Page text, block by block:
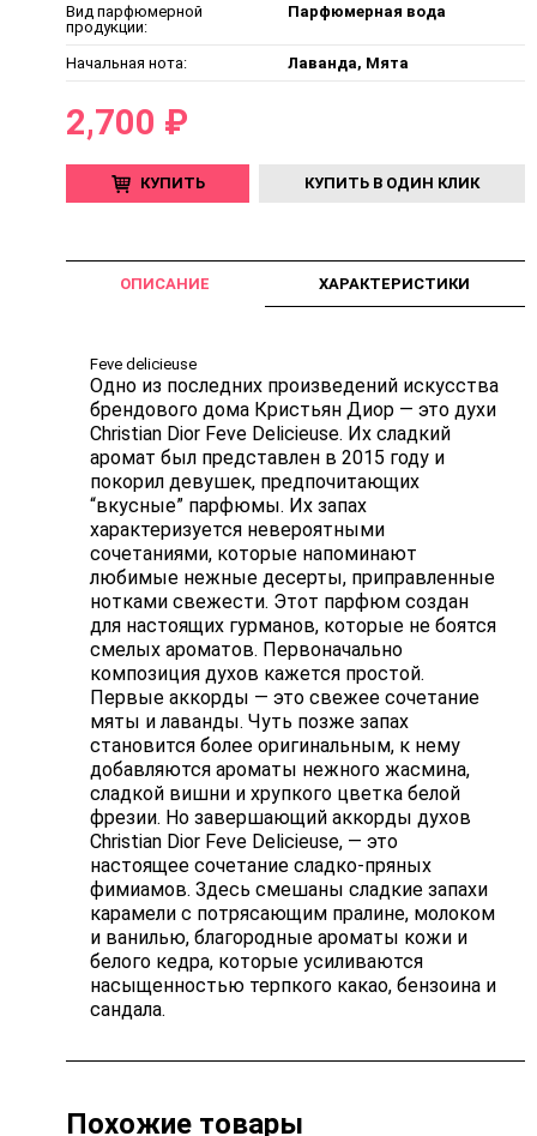
Вид парфюмерной
продукции:
Парфюмерная вода
Начальная нота: Лаванда, Мята
2,700 ₽
КУПИТЬ КУПИТЬ В ОДИН КЛИК
ОПИСАНИЕ ХАРАКТЕРИСТИКИ
Feve delicieuse
Одно из последних произведений искусства
брендового дома Кристьян Диор — это духи
Christian Dior Feve Delicieuse. Их сладкий
аромат был представлен в 2015 году и
покорил девушек, предпочитающих
“вкусные” парфюмы. Их запах
характеризуется невероятными
сочетаниями, которые напоминают
любимые нежные десерты, приправленные
нотками свежести. Этот парфюм создан
для настоящих гурманов, которые не боятся
смелых ароматов. Первоначально
композиция духов кажется простой.
Первые аккорды — это свежее сочетание
мяты и лаванды. Чуть позже запах
становится более оригинальным, к нему
добавляются ароматы нежного жасмина,
сладкой вишни и хрупкого цветка белой
фрезии. Но завершающий аккорды духов
Christian Dior Feve Delicieuse, — это
настоящее сочетание сладко-пряных
фимиамов. Здесь смешаны сладкие запахи
карамели с потрясающим пралине, молоком
и ванилью, благородные ароматы кожи и
белого кедра, которые усиливаются
насыщенностью терпкого какао, бензоина и
сандала.
Похожие товары